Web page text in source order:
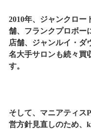
2010年、ジャンクロー
舗、フランクプロボー
店舗、ジャンルイ・ダ
名大手サロンも続々買
す。
そして、マニアティス
営方針見直しのため、